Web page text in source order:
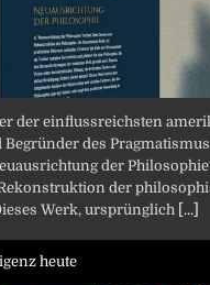
der einflussreichsten
des
der
der
Werk, ursprünglich [...]
heute